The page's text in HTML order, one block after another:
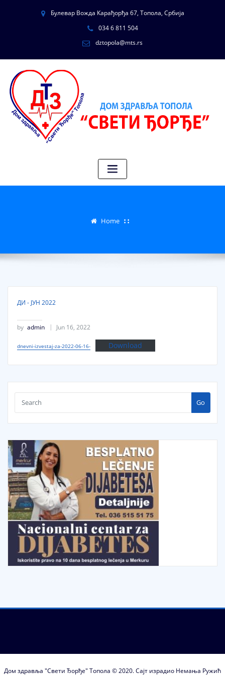
Булевар Вожда Карађорђа 67, Топола, Србија
034 6 811 504
dztopola@mts.rs
Home
ДИ - ЈУН 2022
by admin Jun 16, 2022
dnevni-izvestaj-za-2022-06-16- Download
Go
Дом здравља "Свети Ђорђе" Топола © 2020. Сајт израдио Немања Ружић